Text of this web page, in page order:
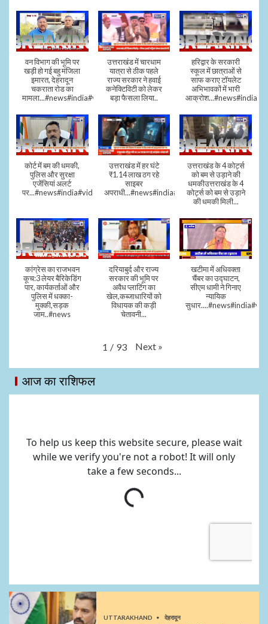
वन विभाग की भूमि पर
खड़ी हो गई बहु मंजिला
इमारत, देहरादून
चकराता रोड का
मामला...#news#india#video
उत्तराखंड में चारधाम
यात्रा से ठीक पहले
राज्य सरकार ने हवाई
कनेक्टिविटी को लेकर
बड़ा फैसला लिया..
हरिद्वार के सरकारी
स्कूल में छात्राओं से
साफ कराए टॉयलेट
अभिभावकों में भारी
आक्रोश...#news#india
कोर्ट में बम की धमकी,
पुलिस और सुरक्षा
एजेंसियां अलर्ट
पर...#news#india#video#viral
उत्तराखंड में हर घंटे
₹1.14 लाख ठग रहे
साइबर
अपराधी...#news#india#video#viral
उत्तराखंड के 4 कोर्ट्स
को बम से उड़ाने की
धमकीउत्तराखंड के 4
कोर्ट्स को बम से उड़ाने
की धमकी मिली...
कांग्रेस का राजभवन
कूच:3 लेयर बैरिकेडिंग
पार, कार्यकर्ताओं और
पुलिस में धक्का-
मुक्की,सड़क
जाम..#news
दरियाबुर्द और राज्य
सरकार की भूमि पर
अवैध प्लाटिंग का
खेल,कब्जाधारियों को
विधायक की कड़ी
चेतावनी...
खटीमा में अधिवक्ता
चैंबर का उद्घाटन,
सीएम धामी ने गिनाए
न्यायिक
1 / 93 Next »
आज का राशिफल
UTTARAKHAND देहरादून